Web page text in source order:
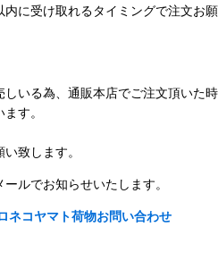
に受け取れるタイミングで注文お願
いる為、通販本店でご注文頂いた
す。
致します。
ルでお知らせいたします。
ネコヤマト荷物お問い合わせ